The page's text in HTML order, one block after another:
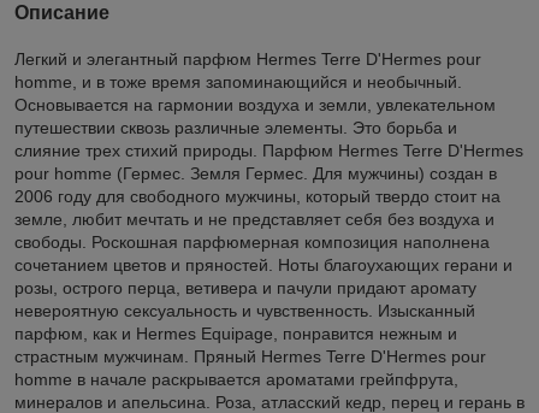
Описание
Легкий и элегантный парфюм Hermes Terre D'Hermes pour
homme, и в тоже время запоминающийся и необычный.
Основывается на гармонии воздуха и земли, увлекательном
путешествии сквозь различные элементы. Это борьба и
слияние трех стихий природы. Парфюм Hermes Terre D'Hermes
pour homme (Гермес. Земля Гермес. Для мужчины) создан в
2006 году для свободного мужчины, который твердо стоит на
земле, любит мечтать и не представляет себя без воздуха и
свободы. Роскошная парфюмерная композиция наполнена
сочетанием цветов и пряностей. Ноты благоухающих герани и
розы, острого перца, ветивера и пачули придают аромату
невероятную сексуальность и чувственность. Изысканный
парфюм, как и Hermes Equipage, понравится нежным и
страстным мужчинам. Пряный Hermes Terre D'Hermes pour
homme в начале раскрывается ароматами грейпфрута,
минералов и апельсина. Роза, атласский кедр, перец и герань в